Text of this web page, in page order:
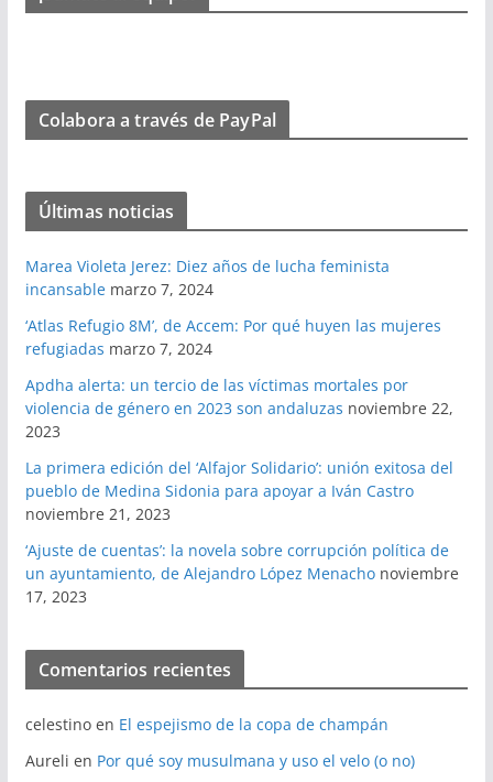
Colabora a través de PayPal
Últimas noticias
Marea Violeta Jerez: Diez años de lucha feminista
incansable marzo 7, 2024
‘Atlas Refugio 8M’, de Accem: Por qué huyen las mujeres
refugiadas marzo 7, 2024
Apdha alerta: un tercio de las víctimas mortales por
violencia de género en 2023 son andaluzas noviembre 22,
2023
La primera edición del ‘Alfajor Solidario’: unión exitosa del
pueblo de Medina Sidonia para apoyar a Iván Castro
noviembre 21, 2023
‘Ajuste de cuentas’: la novela sobre corrupción política de
un ayuntamiento, de Alejandro López Menacho noviembre
17, 2023
Comentarios recientes
celestinoen El espejismo de la copa de champán
Aureli en Por qué soy musulmana y uso el velo (o no)